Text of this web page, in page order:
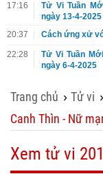
17:16
Tử Vi Tuần
ngày 13-4-2025
20:37
Cách ứng xử
22:28
Tử Vi Tuần
ngày 6-4-2025
Trang chủ › Tử vi ›
Canh Thìn - Nữ
Xem tử vi